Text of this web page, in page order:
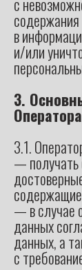
в
и/или
3.
Оператора
3.1.
— получать
— в случае
данных
данных, а
с